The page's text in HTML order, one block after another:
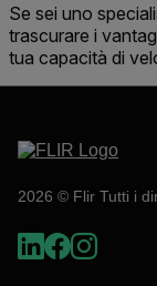
Se sei uno
trascurare i
tua capacità di
2026 © Flir Tutti i